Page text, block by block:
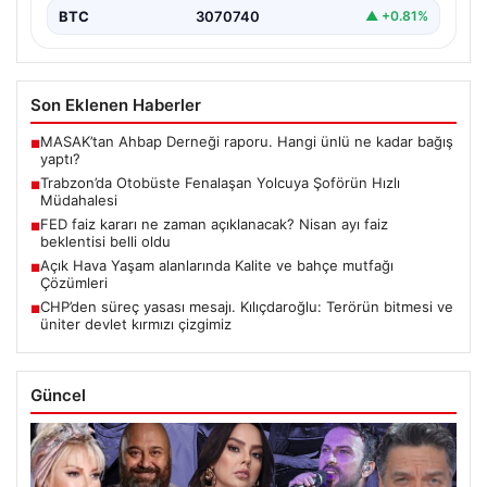
BTC 3070740 ▲ +0.81%
Son Eklenen Haberler
■MASAK’tan Ahbap Derneği raporu. Hangi ünlü ne kadar bağış
yaptı?
■Trabzon’da Otobüste Fenalaşan Yolcuya Şoförün Hızlı
Müdahalesi
■FED faiz kararı ne zaman açıklanacak? Nisan ayı faiz
beklentisi belli oldu
■Açık Hava Yaşam alanlarında Kalite ve bahçe mutfağı
Çözümleri
■CHP’den süreç yasası mesajı. Kılıçdaroğlu: Terörün bitmesi ve
üniter devlet kırmızı çizgimiz
Güncel